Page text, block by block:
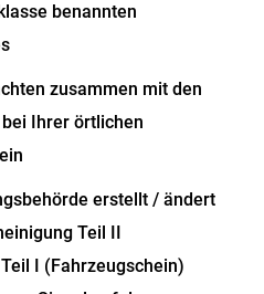
benannten
zusammen mit den
Ihrer örtlichen
erstellt / ändert
Teil II
I (Fahrzeugschein)